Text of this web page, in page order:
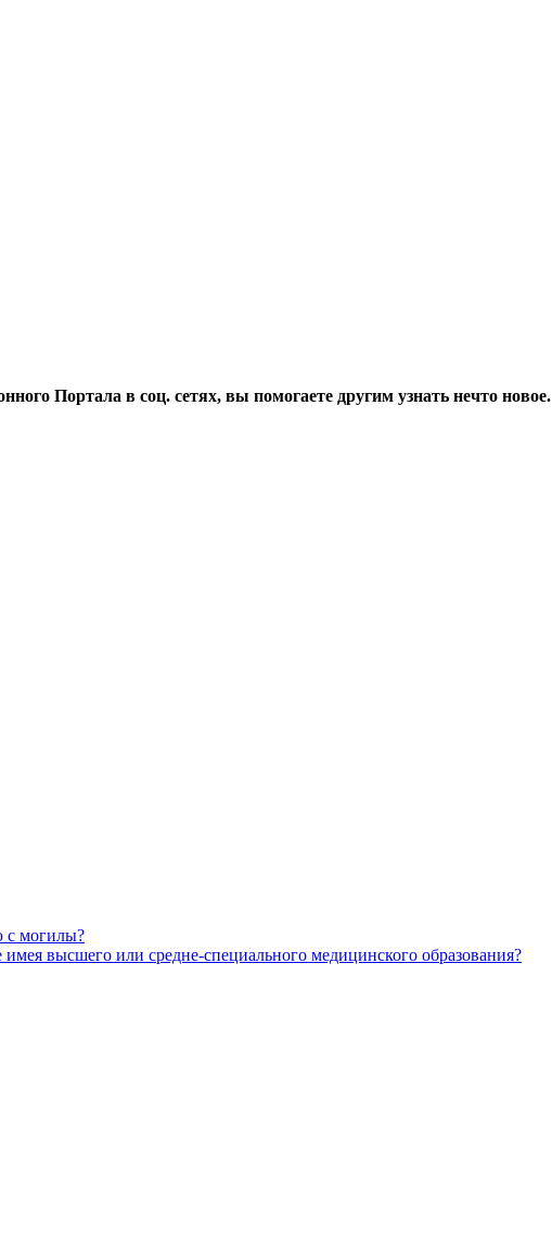
Портала в соц. сетях, вы помогаете другим узнать нечто новое.
с могилы?
высшего или средне-специального медицинского образования?